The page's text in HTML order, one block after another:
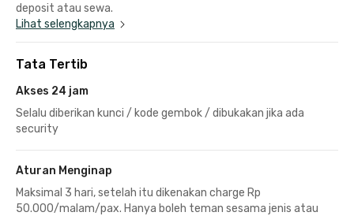
deposit atau sewa.
Lihat selengkapnya
Tata Tertib
Akses 24 jam
Selalu diberikan kunci / kode gembok / dibukakan jika ada
security
Aturan Menginap
Maksimal 3 hari, setelah itu dikenakan charge Rp
50.000/malam/pax. Hanya boleh teman sesama jenis atau